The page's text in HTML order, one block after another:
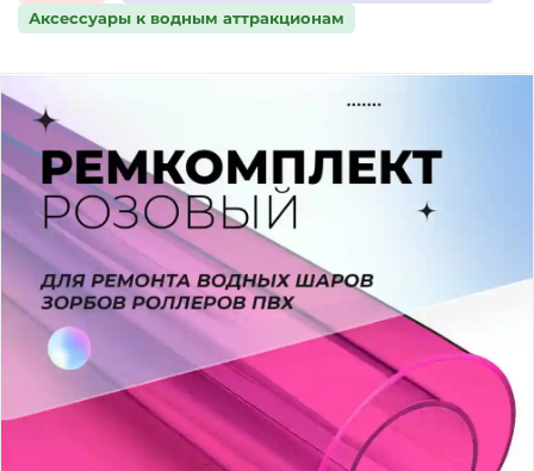
Аксессуары к водным аттракционам